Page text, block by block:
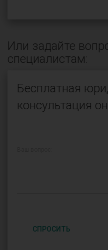
Или задайте
специалистам:
Бесплатная
консультация
СПРОСИТЬ